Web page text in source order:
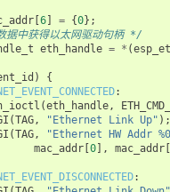
[ 6] = {0};
中获得以太网驱动句柄 */
eth_handle = * (
)
{
:
(eth_handle,
(TAG, "Ethernet Link Up" );
(TAG,
"Ethernet HW Addr
mac_addr[ 0], mac_addr[
: